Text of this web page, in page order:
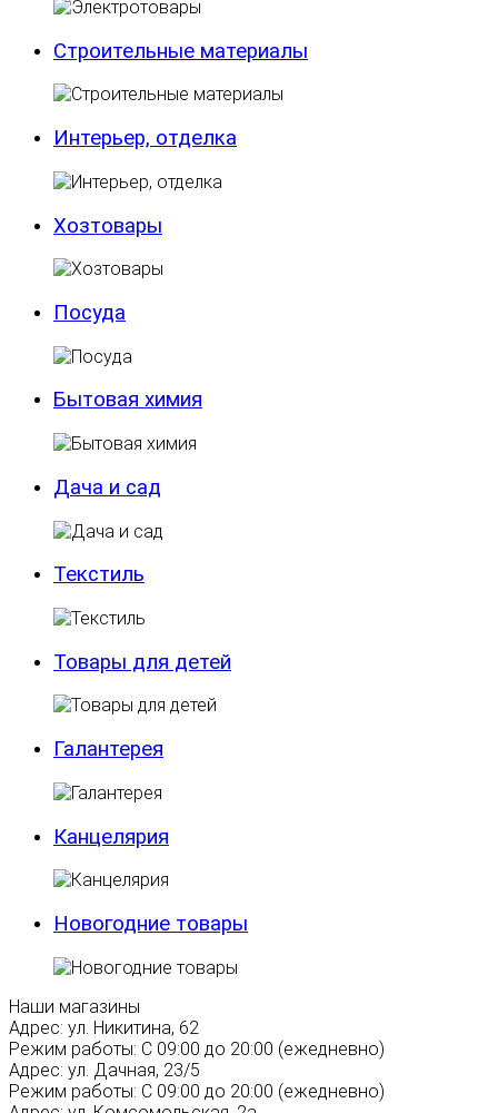
Строительные материалы
Интерьер, отделка
Хозтовары
Посуда
Бытовая химия
Дача и сад
Текстиль
Товары для детей
Галантерея
Канцелярия
Новогодние товары
Наши магазины
Адрес: ул. Никитина, 62
Режим работы: С 09:00 до 20:00 (ежедневно)
Адрес: ул. Дачная, 23/5
Режим работы: С 09:00 до 20:00 (ежедневно)